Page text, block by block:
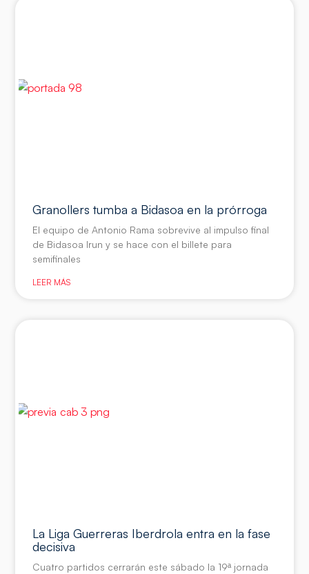
Granollers tumba a Bidasoa en la prórroga
El equipo de Antonio Rama sobrevive al impulso final
de Bidasoa Irun y se hace con el billete para
semifinales
LEER MÁS
La Liga Guerreras Iberdrola entra en la fase
decisiva
Cuatro partidos cerrarán este sábado la 19ª jornada